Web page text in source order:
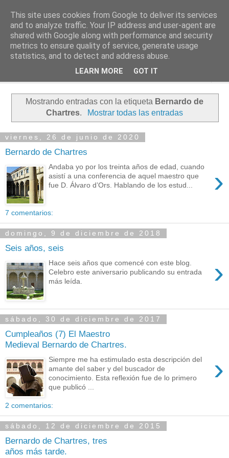
PASEANTE SILENCIOSO
Blog personal de Emilio Valadé del Río
Mostrando entradas con la etiqueta Bernardo de
Chartres. Mostrar todas las entradas
viernes, 26 de junio de 2020
Bernardo de Chartres
›
Andaba yo por los treinta años de edad, cuando
asistí a una conferencia de aquel maestro que
fue D. Álvaro d’Ors. Hablando de los estud...
7 comentarios:
domingo, 9 de diciembre de 2018
Seis años, seis
›
Hace seis años que comencé con este blog.
Celebro este aniversario publicando su entrada
más leída.
sábado, 30 de diciembre de 2017
Cumpleaños (7) El Maestro
Medieval Bernardo de Chartres.
›
Siempre me ha estimulado esta descripción del
amante del saber y del buscador de
conocimiento. Esta reflexión fue de lo primero
que publicó ...
2 comentarios:
sábado, 12 de diciembre de 2015
Bernardo de Chartres, tres
años más tarde.
This site uses cookies from Google to deliver its services
and to analyze traffic. Your IP address and user-agent are
shared with Google along with performance and security
metrics to ensure quality of service, generate usage
statistics, and to detect and address abuse.
LEARN MORE GOT IT